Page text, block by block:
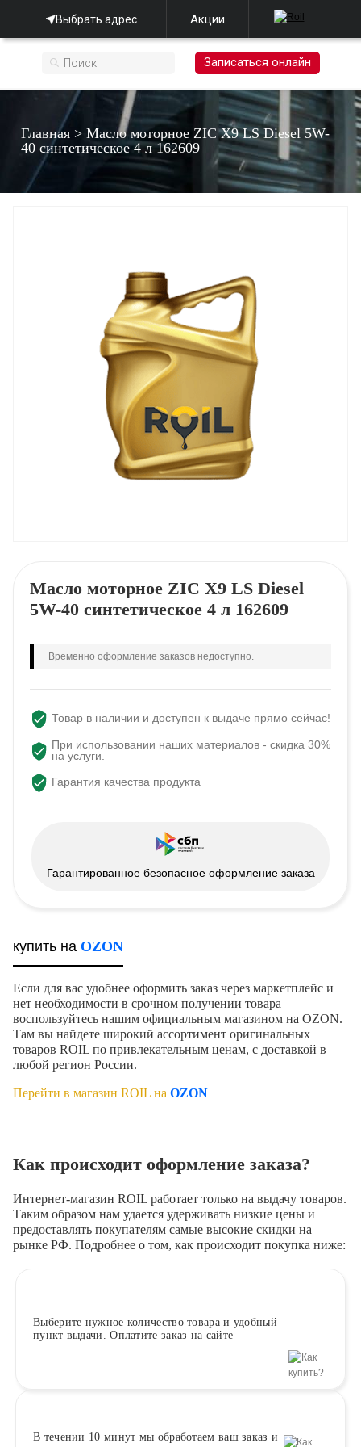
Выбрать адрес Акции
Записаться онлайн
Главная >Масло моторное ZIC X9 LS Diesel 5W-
40 синтетическое 4 л 162609
Масло моторное ZIC X9 LS Diesel
5W-40 синтетическое 4 л 162609
Временно оформление заказов недоступно.
Товар в наличии и доступен к выдаче прямо сейчас!
При использовании наших материалов - скидка 30%
на услуги.
Гарантия качества продукта
Гарантированное безопасное оформление заказа
купить на OZON
Если для вас удобнее оформить заказ через маркетплейс и
нет необходимости в срочном получении товара —
воспользуйтесь нашим официальным магазином на OZON.
Там вы найдете широкий ассортимент оригинальных
товаров ROIL по привлекательным ценам, с доставкой в
любой регион России.
Перейти в магазин ROIL на OZON
Как происходит оформление заказа?
Интернет-магазин ROIL работает только на выдачу товаров.
Таким образом нам удается удерживать низкие цены и
предоставлять покупателям самые высокие скидки на
рынке РФ. Подробнее о том, как происходит покупка ниже:
Выберите нужное количество товара и удобный
пункт выдачи. Оплатите заказ на сайте
В течении 10 минут мы обработаем ваш заказ и